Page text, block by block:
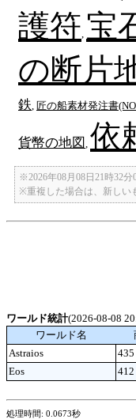
護符 宝
の断片
鉄 匠の船素材発注書
貨幣の地図 依
※2026年08月08日21時32
※重複した場合は、新しい
ワールド統計(2026-08-08
ワールド名
Astraios
435
Eos
412
処理時間: 0.0673秒